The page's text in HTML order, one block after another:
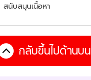
สนับสนุนเนื้อหา
กลับขึ้นไปด้านบน